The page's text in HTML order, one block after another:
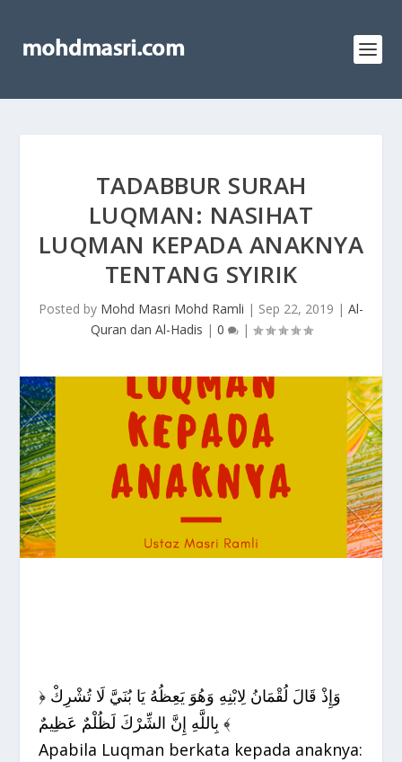
TADABBUR SURAH
LUQMAN: NASIHAT
LUQMAN KEPADA ANAKNYA
TENTANG SYIRIK
Posted by Mohd Masri Mohd Ramli | Sep 22, 2019 | Al-
Quran dan Al-Hadis | 0 |
﴿ وَإِذْ قَالَ لُقْمَانُ لِابْنِهِ وَهُوَ يَعِظُهُ يَا بُنَيَّ لَا تُشْرِكْ
بِاللَّهِ إِنَّ الشِّرْكَ لَظُلْمٌ عَظِيمٌ ﴾
Apabila Luqman berkata kepada anaknya: